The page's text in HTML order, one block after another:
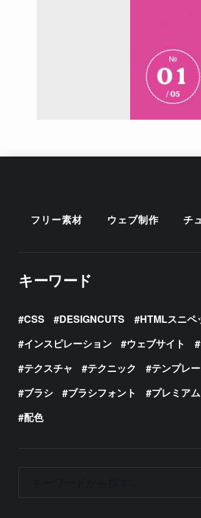
フリー素材 ウェブ制作 チ
キーワード
CSS DESIGNCUTS HTMLスニペ
インスピレーション
ウェブサイト
テクスチャ
テクニック テンプレ
ブラシ
ブラシフォント プレミアム
配色